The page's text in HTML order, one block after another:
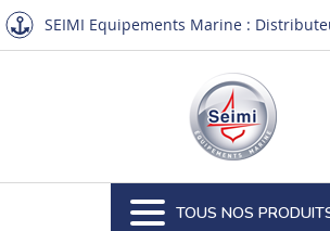
SEIMI Equipements Marine :
TOUS NOS